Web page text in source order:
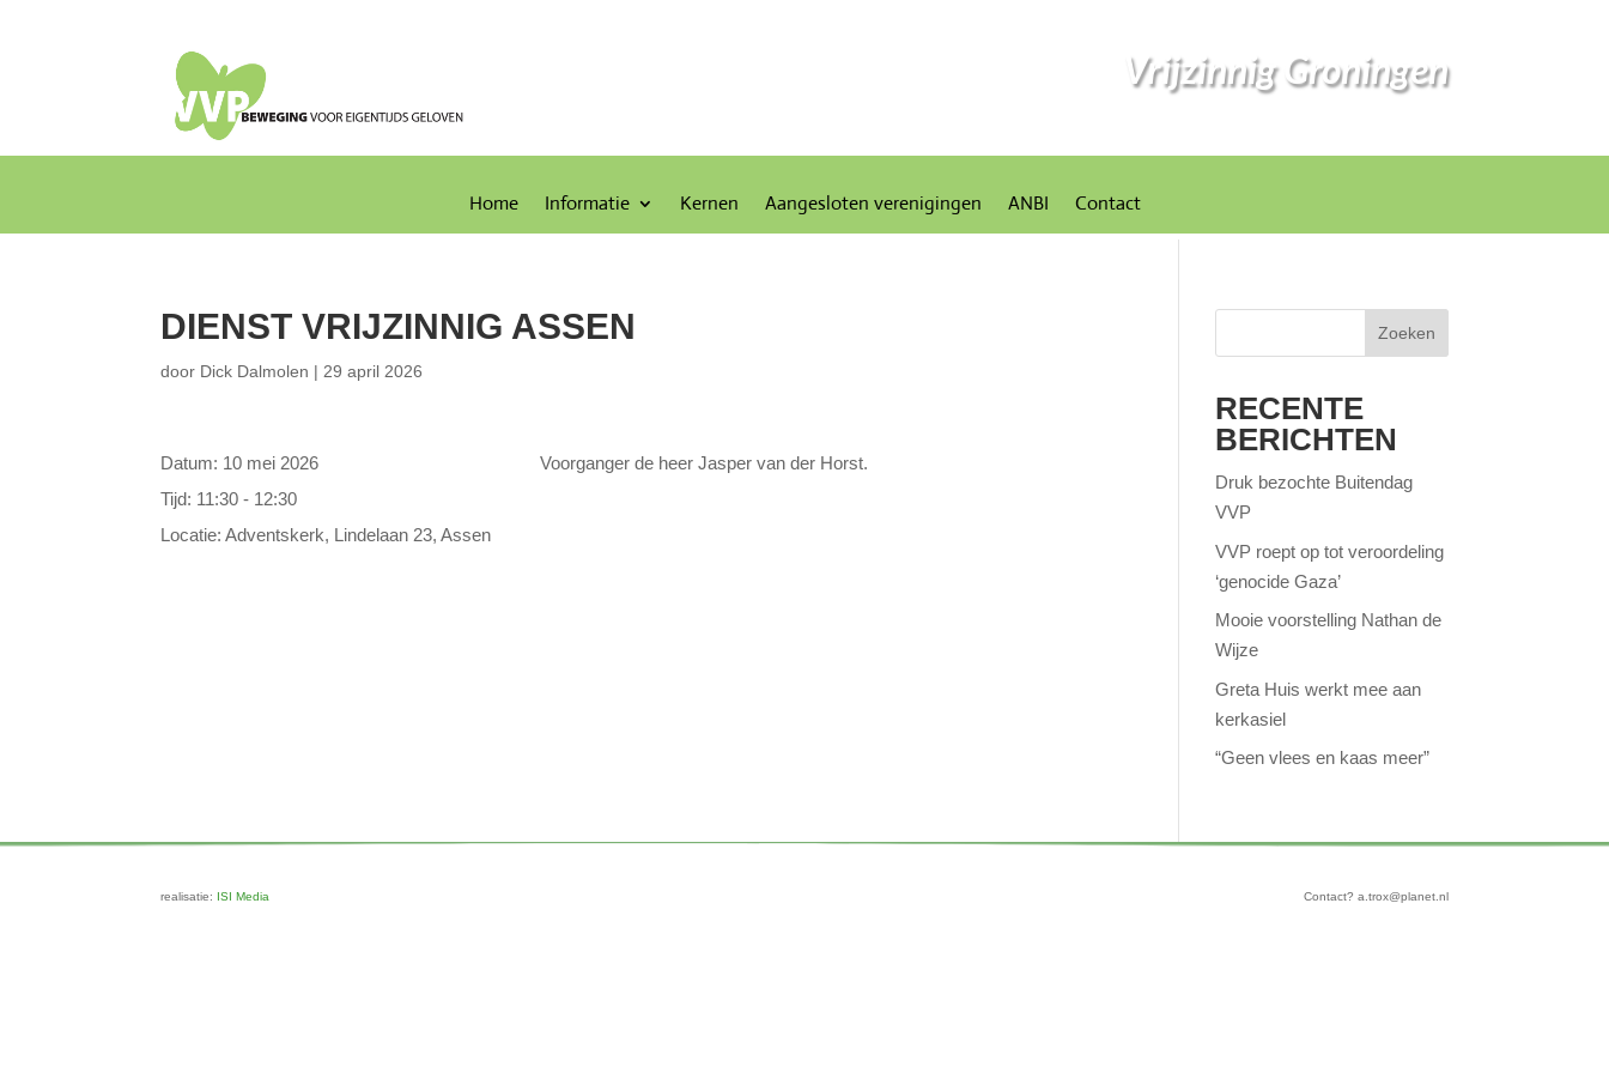
Vrijzinnig Groningen
Home Informatie Kernen Aangesloten verenigingen ANBI Contact
DIENST VRIJZINNIG ASSEN
door Dick Dalmolen | 29 april 2026
Datum: 10 mei 2026
Tijd: 11:30 - 12:30
Locatie:Adventskerk, Lindelaan 23, Assen
Voorganger de heer Jasper van der Horst.
Zoeken
RECENTE
BERICHTEN
Druk bezochte Buitendag
VVP
VVP roept op tot veroordeling
‘genocide Gaza’
Mooie voorstelling Nathan de
Wijze
Greta Huis werkt mee aan
kerkasiel
“Geen vlees en kaas meer”
realisatie: ISI Media Contact? a.trox@planet.nl